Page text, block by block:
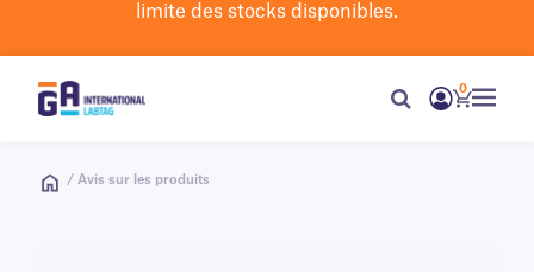
limite des stocks disponibles.
0
/ Avis sur les produits